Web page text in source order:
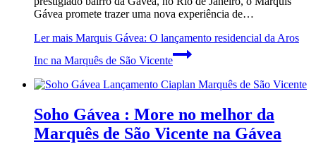
Gávea promete trazer uma nova experiência de…
Ler mais Marquis Gávea: O lançamento residencial da Aros
Inc na Marquês de São Vicente
Soho Gávea : More no melhor da
Marquês de São Vicente na Gávea